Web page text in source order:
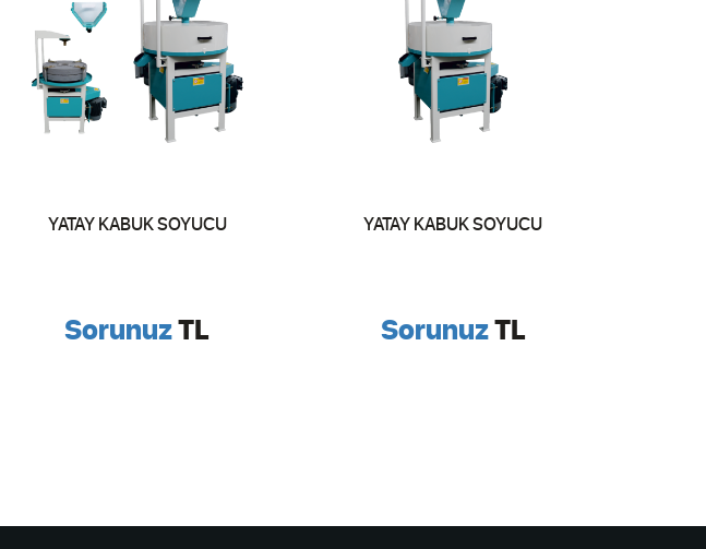
YATAY KABUK SOYUCU
SorunuzTL
YATAY KABUK SOYUCU
SorunuzTL